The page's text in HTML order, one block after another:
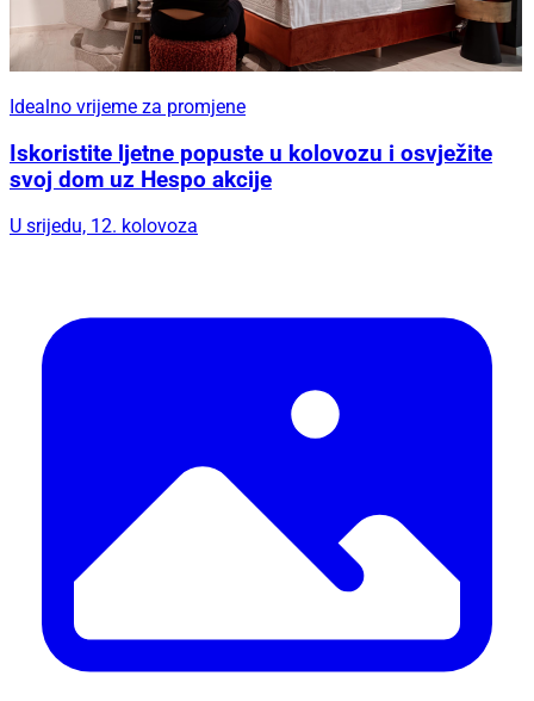
Idealno vrijeme za promjene
Iskoristite ljetne popuste u kolovozu i osvježite
svoj dom uz Hespo akcije
U srijedu, 12. kolovoza